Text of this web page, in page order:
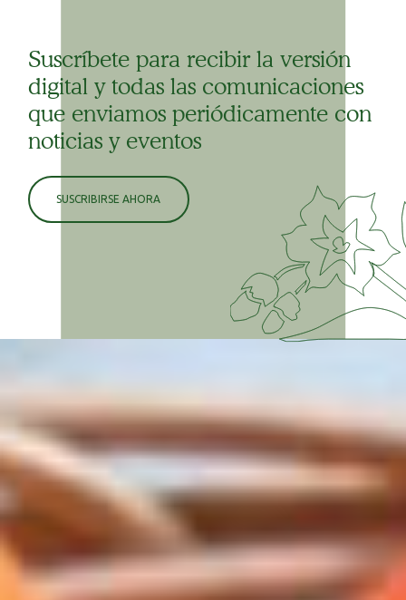
Suscríbete para recibir la versión
digital y todas las comunicaciones
que enviamos periódicamente con
noticias y eventos
SUSCRIBIRSE AHORA